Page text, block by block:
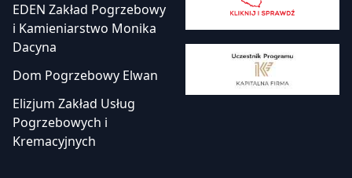
EDEN Zakład Pogrzebowy
i Kamieniarstwo Monika
Dacyna
Dom Pogrzebowy Elwan
Elizjum Zakład Usług
Pogrzebowych i
Kremacyjnych